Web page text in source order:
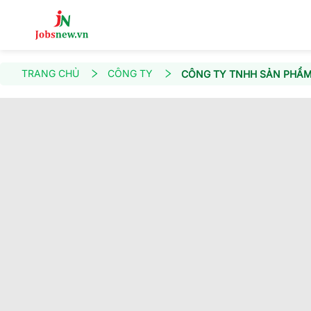
TRANG CHỦ CÔNG TY CÔNG TY TNHH SẢN